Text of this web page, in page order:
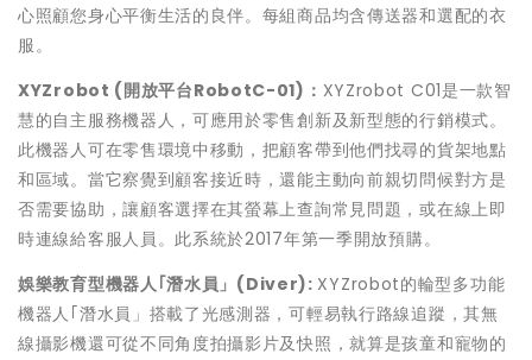
心照顧您身心平衡生活的良伴。每組商品均含傳送器和選配的衣
服。
XYZrobot (開放平台RobotC-01) ： XYZrobot C01是一款智
慧的自主服務機器人，可應用於零售創新及新型態的行銷模式。
此機器人可在零售環境中移動，把顧客帶到他們找尋的貨架地點
和區域。當它察覺到顧客接近時，還能主動向前親切問候對方是
否需要協助，讓顧客選擇在其螢幕上查詢常見問題，或在線上即
時連線給客服人員。此系統於2017年第一季開放預購。
娛樂教育型機器人｢潛水員」 (Diver): XYZrobot的輪型多功能
機器人｢潛水員」搭載了光感測器，可輕易執行路線追蹤，其無
線攝影機還可從不同角度拍攝影片及快照，就算是孩童和寵物的